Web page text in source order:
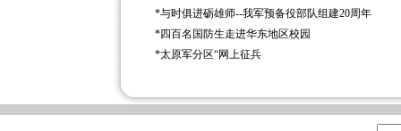
*与时俱进砺雄师--我军预备役部队组建20周年
*四百名国防生走进华东地区校园
*太原军分区“网上征兵